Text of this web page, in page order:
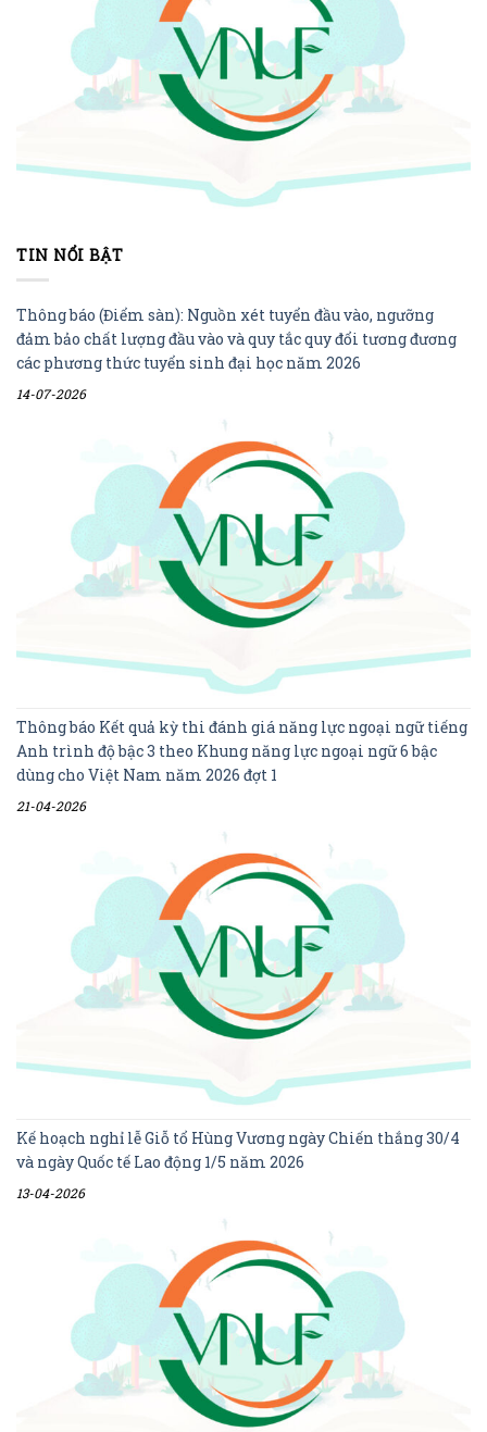
TIN NỔI BẬT
Thông báo (Điểm sàn): Nguồn xét tuyển đầu vào, ngưỡng
đảm bảo chất lượng đầu vào và quy tắc quy đổi tương đương
các phương thức tuyển sinh đại học năm 2026
14-07-2026
Thông báo Kết quả kỳ thi đánh giá năng lực ngoại ngữ tiếng
Anh trình độ bậc 3 theo Khung năng lực ngoại ngữ 6 bậc
dùng cho Việt Nam năm 2026 đợt 1
21-04-2026
Kế hoạch nghỉ lễ Giỗ tổ Hùng Vương ngày Chiến thắng 30/4
và ngày Quốc tế Lao động 1/5 năm 2026
13-04-2026